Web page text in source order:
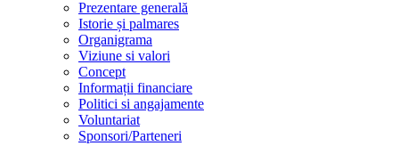
Prezentare generală
Istorie și palmares
Organigrama
Viziune si valori
Concept
Informații financiare
Politici si angajamente
Voluntariat
Sponsori/Parteneri